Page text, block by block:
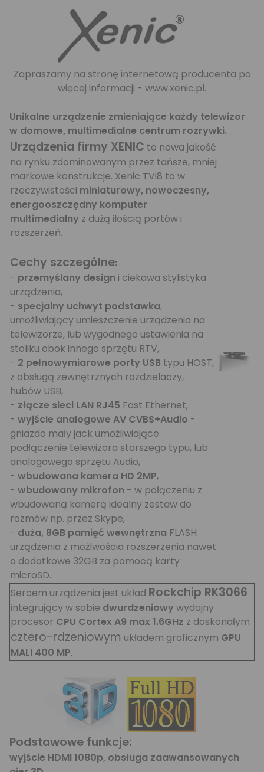
Zapraszamy na stronę internetową producenta po
więcej informacji - www.xenic.pl.
Unikalne urządzenie zmieniające każdy telewizor
w domowe, multimedialne centrum rozrywki.
Urządzenia firmy XENIC to nowa jakość
na rynku zdominowanym przez tańsze, mniej
markowe konstrukcje. Xenic TVi8 to w
rzeczywistości miniaturowy, nowoczesny,
energooszczędny komputer
multimedialny z dużą ilością portów i
rozszerzeń.
Cechy szczególne:
- przemyślany design i ciekawa stylistyka
urządzenia,
- specjalny uchwyt podstawka,
umożliwiający umieszczenie urządzenia na
telewizorze, lub wygodnego ustawienia na
stoliku obok innego sprzętu RTV,
- 2 pełnowymiarowe porty USB typu HOST,
z obsługą zewnętrznych rozdzielaczy,
hubów USB,
- złącze sieci LAN RJ45 Fast Ethernet,
- wyjście analogowe AV CVBS+Audio -
gniazdo mały jack umożliwiające
podłączenie telewizora starszego typu, lub
analogowego sprzętu Audio,
- wbudowana kamera HD 2MP,
- wbudowany mikrofon - w połączeniu z
wbudowaną kamerą idealny zestaw do
rozmów np. przez Skype,
- duża, 8GB pamięć wewnętrzna FLASH
urządzenia z możlwościa rozszerzenia nawet
o dodatkowe 32GB za pomocą karty
microSD.
Sercem urządzenia jest układ Rockchip RK3066
integrujący w sobie dwurdzeniowy wydajny
procesor CPU Cortex A9 max 1.6GHz z doskonałym
cztero-rdzeniowym układem graficznym GPU
MALI 400 MP.
Podstawowe funkcje:
wyjście HDMI 1080p, obsługa zaawansowanych